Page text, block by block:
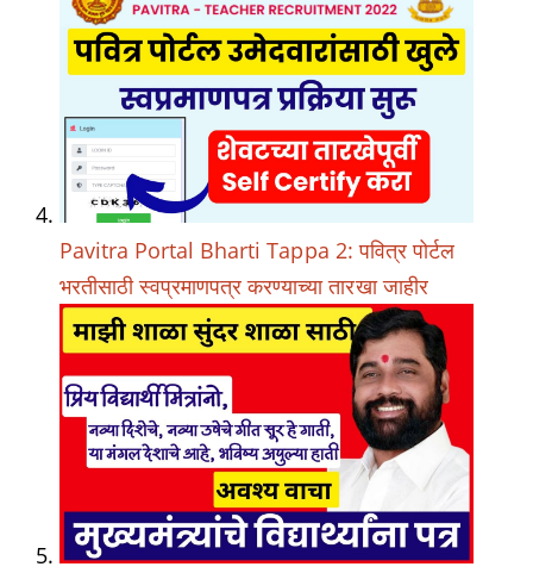
Pavitra Portal Bharti Tappa 2: पवित्र पोर्टल
भरतीसाठी स्वप्रमाणपत्र करण्याच्या तारखा जाहीर